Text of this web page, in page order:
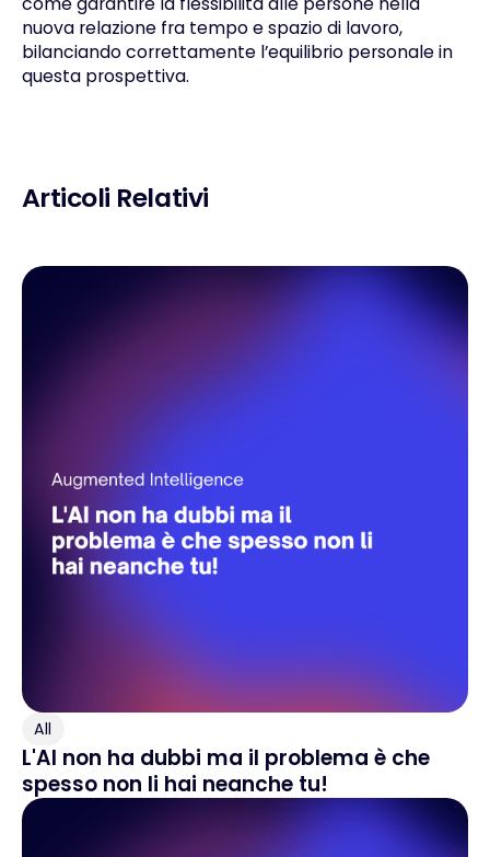
nuova relazione fra tempo e spazio di lavoro,
bilanciando correttamente l’equilibrio personale in
questa prospettiva.
Articoli Relativi
All
L'AI non ha dubbi ma il problema è che
spesso non li hai neanche tu!